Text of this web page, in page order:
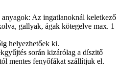
Az ingatlanoknál keletkező
gallyak, ágak kötegelve max. 1
helyezhetőek ki.
során kizárólag a díszitő
mentes fenyőfákat szállítjuk el.